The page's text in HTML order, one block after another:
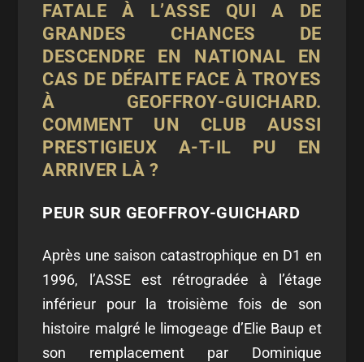
FATALE À L’ASSE QUI A DE
GRANDES CHANCES DE
DESCENDRE EN NATIONAL EN
CAS DE DÉFAITE FACE À TROYES
À GEOFFROY-GUICHARD.
COMMENT UN CLUB AUSSI
PRESTIGIEUX A-T-IL PU EN
ARRIVER LÀ ?
PEUR SUR GEOFFROY-GUICHARD
Après une saison catastrophique en D1 en
1996, l’ASSE est rétrogradée à l’étage
inférieur pour la troisième fois de son
histoire malgré le limogeage d’Elie Baup et
son remplacement par Dominique